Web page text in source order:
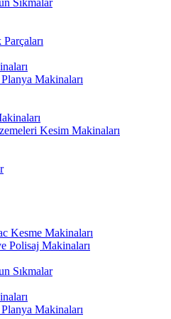
Makinaları
Kesim Makinaları
Kesme Makinaları
Polisaj Makinaları
Sıkmalar
Makinaları